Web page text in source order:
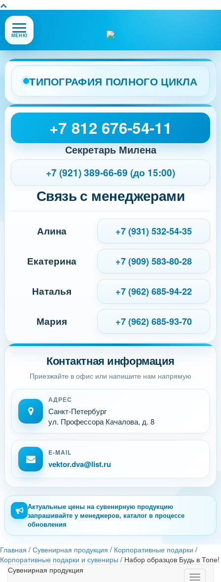
Открыть
или
меню
сайта
МЕНЮ
ТИПОГРАФИЯ ПОЛНОГО ЦИКЛА
Контактная информация
Приезжайте в офис или напишите нам напрямую
АДРЕС
Санкт-Петербург
ул. Профессора Качалова, д. 8
E-MAIL
vektor.dva@list.ru
+7 812 676-54-11
Секретарь Милена
+7 (921) 389-66-69 (до 15:00)
Связь с менеджерами
Алина +7 (931) 532-54-35
Екатерина +7 (909) 583-80-28
Наталья +7 (962) 685-94-22
Мария +7 (962) 685-93-70
Актуальные цены на сувенирную продукцию
запрашивайте у менеджеров, каталог в процессе
обновления
Главная / Сувенирная продукция / Корпоративные подарки /
Корпоративные подарки и сувениры / Набор образцов Будь в Топе!
Toggle
Сувенирная продукция